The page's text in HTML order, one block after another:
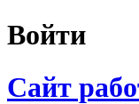
Войти
Сайт